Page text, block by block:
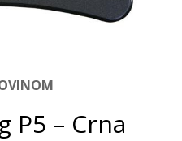
P5 – Crna